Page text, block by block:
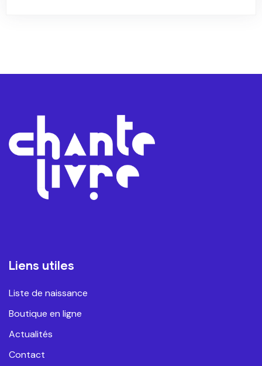
Liens utiles
Liste de naissance
Boutique en ligne
Actualités
Contact